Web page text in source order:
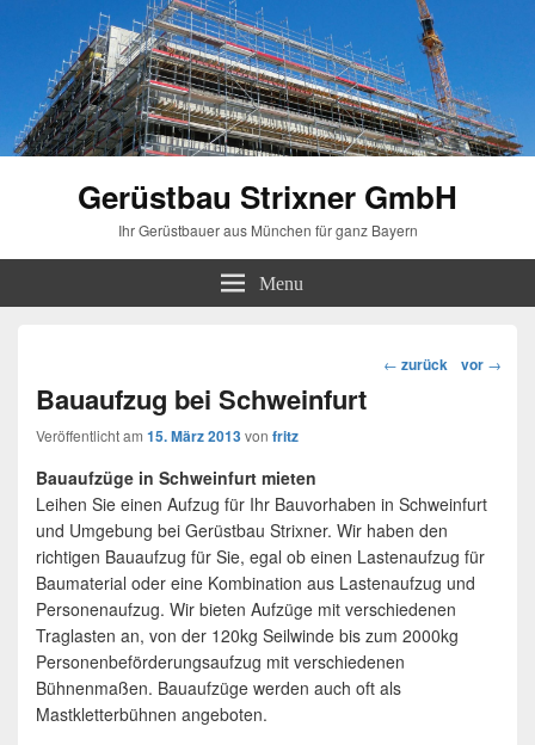
Gerüstbau Strixner GmbH
Ihr Gerüstbauer aus München für ganz Bayern
Menu
Beitragsnavigation
← zurück vor →
Bauaufzug bei Schweinfurt
Veröffentlicht am 15. März 2013von fritz
Bauaufzüge in Schweinfurt mieten
Leihen Sie einen Aufzug für Ihr Bauvorhaben in Schweinfurt
und Umgebung bei Gerüstbau Strixner. Wir haben den
richtigen Bauaufzug für Sie, egal ob einen Lastenaufzug für
Baumaterial oder eine Kombination aus Lastenaufzug und
Personenaufzug. Wir bieten Aufzüge mit verschiedenen
Traglasten an, von der 120kg Seilwinde bis zum 2000kg
Personenbeförderungsaufzug mit verschiedenen
Bühnenmaßen. Bauaufzüge werden auch oft als
Mastkletterbühnen angeboten.